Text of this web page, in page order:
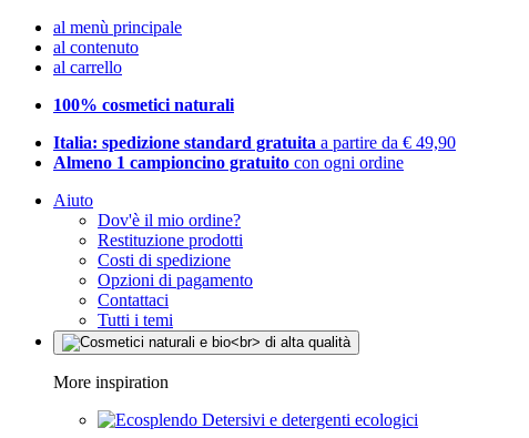
al menù principale
al contenuto
al carrello
100% cosmetici naturali
Italia: spedizione standard gratuita a partire da € 49,90
Almeno 1 campioncino gratuito con ogni ordine
Aiuto
Dov'è il mio ordine?
Restituzione prodotti
Costi di spedizione
Opzioni di pagamento
Contattaci
Tutti i temi
More inspiration
Detersivi e detergenti ecologici